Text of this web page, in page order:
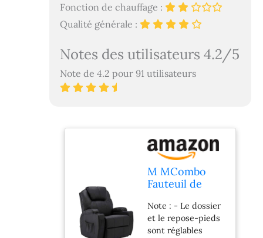
Fonction de chauffage :
Qualité générale :
Notes des utilisateurs 4.2/5
Note de 4.2 pour 91 utilisateurs
M MCombo
Fauteuil de
Fauteuil Relax
7020, avec
Chauffage
Note : - Le dossier
et le repose-pieds
sont réglables